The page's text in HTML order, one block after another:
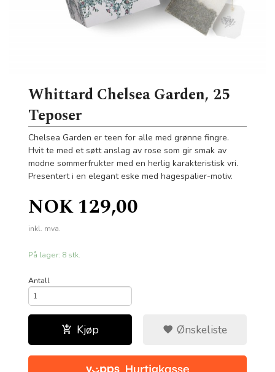
Whittard Chelsea Garden, 25
Teposer
Chelsea Garden er teen for alle med grønne fingre.
Hvit te med et søtt anslag av rose som gir smak av
modne sommerfrukter med en herlig karakteristisk vri.
Presentert i en elegant eske med hagespalier-motiv.
Pris
NOK129,00
inkl. mva.
På lager: 8 stk.
Antall
Kjøp Ønskeliste